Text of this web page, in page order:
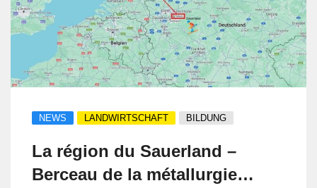
hektisch wird, und ein gutes Verständnis für Maschinen
und Abläufe mitbringt, findet als Betriebsmechanikerin oder
Betriebsmechaniker eine stabile, anspruchsvolle und
zukunftssichere Tätigkeit in der Schweizer Industrie.
diesem Beitrag wird erläutert, warum
Schmiedeteile auch in Zukunft
unverzichtbar bleiben.
NEWS LANDWIRTSCHAFT BILDUNG
La région du Sauerland –
Berceau de la métallurgie